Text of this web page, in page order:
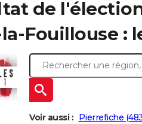
de
Fouillouse :
Voir aussi : Pierrefiche